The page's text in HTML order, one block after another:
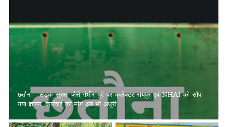
छतौना --सड़क सुरक्षा जैसे गंभीर मुद्दे पर कलेक्टर रायपुर एवं NHAI को सौंपा
गया ज्ञापन, कार्रवाई की मांग अब भी अधूरी